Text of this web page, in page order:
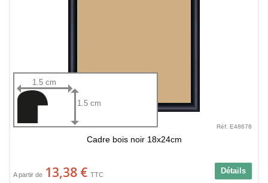
1.5 cm
1.5 cm
Réf. E48678
Cadre bois noir 18x24cm
Détails
A partir de 13,38 € TTC